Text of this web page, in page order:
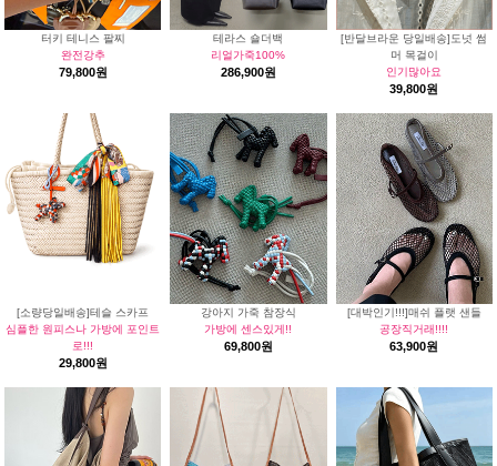
터키 테니스 팔찌
완전강추
79,800원
테라스 숄더백
리얼가죽100%
286,900원
[반달브라운 당일배송]도넛 썸
머 목걸이
인기많아요
39,800원
[소량당일배송]테슬 스카프
심플한 원피스나 가방에 포인트
로!!!
29,800원
강아지 가죽 참장식
가방에 센스있게!!
69,800원
[대박인기!!!]매쉬 플랫 샌들
공장직거래!!!!
63,900원